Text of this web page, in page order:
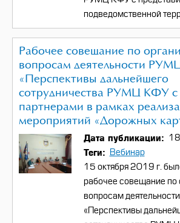
подведомственной
Рабочее совещание по
вопросам деятельности
«Перспективы дальнейшего
сотрудничества РУМЦ КФУ с
партнерами в рамках
мероприятий «Дорожных
Дата публикации
Теги
Вебинар
15 октября 2019 г.
рабочее совещание по
вопросам
«Перспективы